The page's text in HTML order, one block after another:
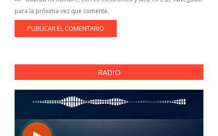
para la próxima vez que comente.
RADIO